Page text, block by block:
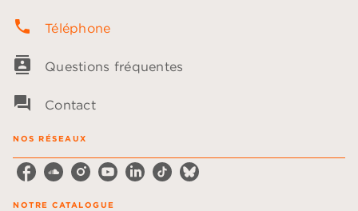
phone Téléphone
contacts Questions fréquentes
question_answer Contact
NOS RÉSEAUX
NOTRE CATALOGUE